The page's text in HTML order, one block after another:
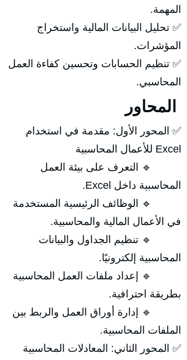
المهمة.
✅ تحليل البيانات المالية واستخراج
المؤشرات.
✅ تنظيم الحسابات وتحسين كفاءة العمل
المحاسبي.
✅ المحور الأول: مقدمة في استخدام
Excel للأعمال المحاسبية
🔹 التعرف على بيئة العمل
المحاسبية داخل Excel.
🔹 الوظائف الرئيسية المستخدمة
في الأعمال المالية والمحاسبية.
🔹 تنظيم الجداول والبيانات
المحاسبية إلكترونيًا.
🔹 إعداد ملفات العمل المحاسبية
بطريقة احترافية.
🔹 إدارة أوراق العمل والربط بين
الملفات المحاسبية.
✅ المحور الثاني: المعادلات المحاسبية